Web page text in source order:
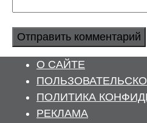
О САЙТЕ
ПОЛИТИКА
РЕКЛАМА